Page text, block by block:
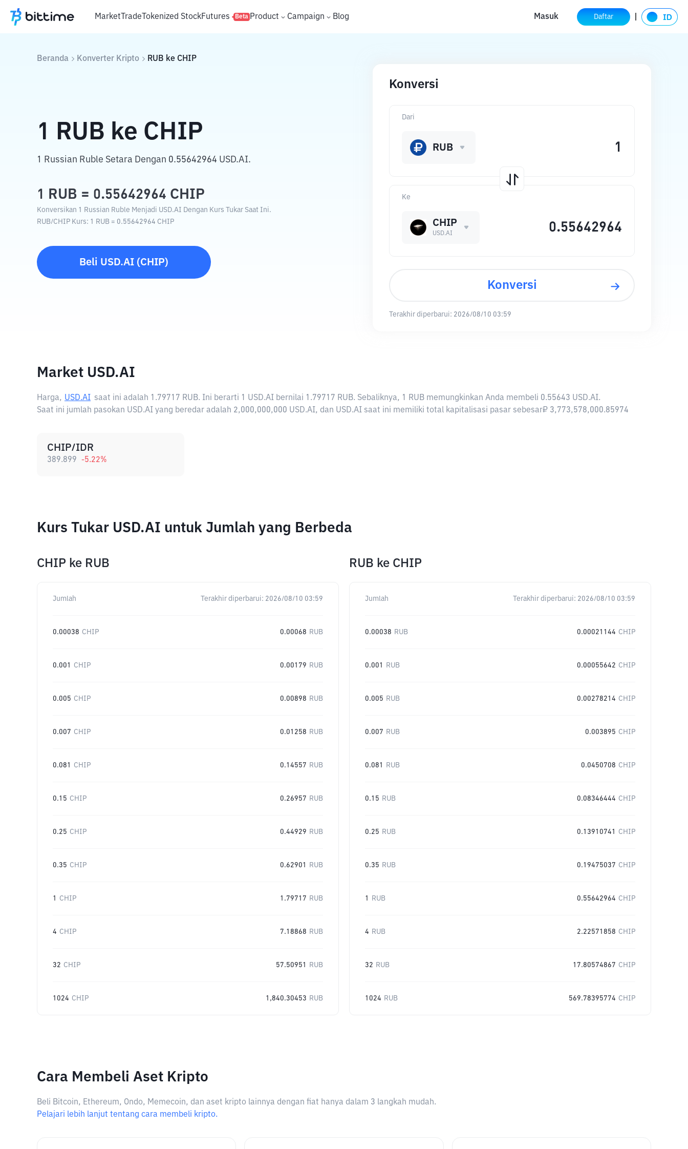
MarketTradeTokenized StockFutures Beta Product Campaign Blog Masuk Daftar
Beranda Konverter Kripto RUB ke CHIP
1 RUB ke CHIP
1 Russian Ruble Setara Dengan 0.55642964 USD.AI.
1 RUB = 0.55642964 CHIP
Konversikan 1 Russian Ruble Menjadi USD.AI Dengan Kurs Tukar Saat Ini.
RUB/CHIP Kurs: 1 RUB = 0.55642964 CHIP
Beli USD.AI (CHIP)
Konversi
Ke
CHIP
USD.AI
Dari
RUB
Konversi
Terakhir diperbarui: 2026/08/10 03:59
Market USD.AI
Harga, USD.AI saat ini adalah 1.79717 RUB. Ini berarti 1 USD.AI bernilai 1.79717 RUB. Sebaliknya, 1 RUB memungkinkan Anda membeli 0.55643 USD.AI.
Saat ini jumlah pasokan USD.AI yang beredar adalah 2,000,000,000 USD.AI, dan USD.AI saat ini memiliki total kapitalisasi pasar sebesar₽ 3,773,578,000.85974
CHIP/IDR
389.899 -5.22%
Kurs Tukar USD.AI untuk Jumlah yang Berbeda
CHIP ke RUB
Jumlah Terakhir diperbarui: 2026/08/10 03:59
0.00038 CHIP 0.00068 RUB
0.001 CHIP 0.00179 RUB
0.005 CHIP 0.00898 RUB
0.007 CHIP 0.01258 RUB
0.081 CHIP 0.14557 RUB
0.15 CHIP 0.26957 RUB
0.25 CHIP 0.44929 RUB
0.35 CHIP 0.62901 RUB
1 CHIP 1.79717 RUB
4 CHIP 7.18868 RUB
32 CHIP 57.50951 RUB
1024 CHIP 1,840.30453 RUB
RUB ke CHIP
Jumlah Terakhir diperbarui: 2026/08/10 03:59
0.00038 RUB 0.00021144 CHIP
0.001 RUB 0.00055642 CHIP
0.005 RUB 0.00278214 CHIP
0.007 RUB 0.003895 CHIP
0.081 RUB 0.0450708 CHIP
0.15 RUB 0.08346444 CHIP
0.25 RUB 0.13910741 CHIP
0.35 RUB 0.19475037 CHIP
1 RUB 0.55642964 CHIP
4 RUB 2.22571858 CHIP
32 RUB 17.80574867 CHIP
1024 RUB 569.78395774 CHIP
Cara Membeli Aset Kripto
Beli Bitcoin, Ethereum, Ondo, Memecoin, dan aset kripto lainnya dengan fiat hanya dalam 3 langkah mudah.
Pelajari lebih lanjut tentang cara membeli kripto.